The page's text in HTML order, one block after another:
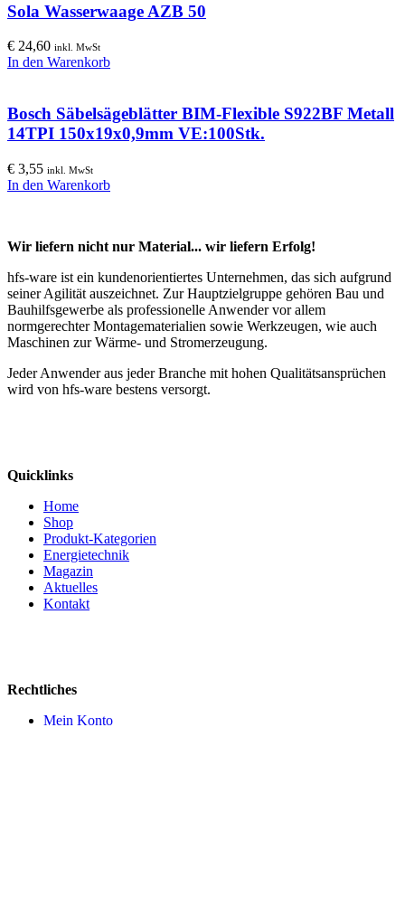
Sola Wasserwaage AZB 50
€ 24,60 inkl. MwSt
In den Warenkorb
Bosch Säbelsägeblätter BIM-Flexible S922BF Metall
14TPI 150x19x0,9mm VE:100Stk.
€ 3,55 inkl. MwSt
In den Warenkorb
Wir liefern nicht nur Material... wir liefern Erfolg!
hfs-ware ist ein kundenorientiertes Unternehmen, das sich aufgrund
seiner Agilität auszeichnet. Zur Hauptzielgruppe gehören Bau und
Bauhilfsgewerbe als professionelle Anwender vor allem
normgerechter Montagematerialien sowie Werkzeugen, wie auch
Maschinen zur Wärme- und Stromerzeugung.
Jeder Anwender aus jeder Branche mit hohen Qualitätsansprüchen
wird von hfs-ware bestens versorgt.
Quicklinks
Home
Shop
Produkt-Kategorien
Energietechnik
Magazin
Aktuelles
Kontakt
Rechtliches
Mein Konto